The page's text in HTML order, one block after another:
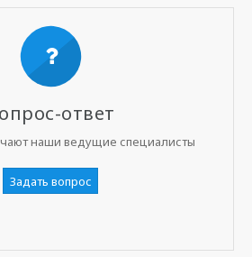
ответ
наши ведущие специалисты
Задать вопрос